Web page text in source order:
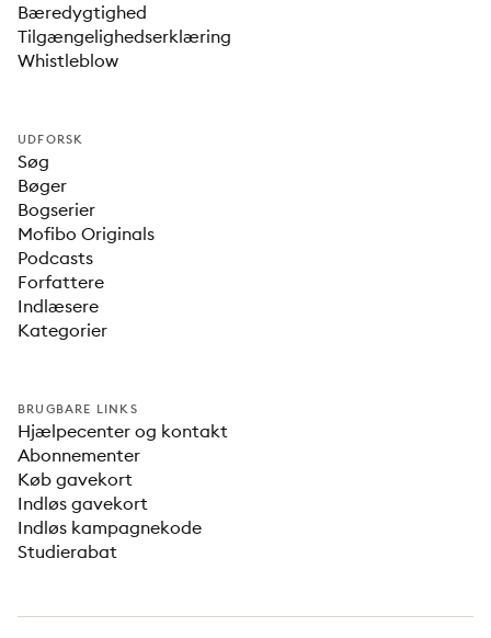
Bæredygtighed
Tilgængelighedserklæring
Whistleblow
UDFORSK
Søg
Bøger
Bogserier
Mofibo Originals
Podcasts
Forfattere
Indlæsere
Kategorier
BRUGBARE LINKS
Hjælpecenter og kontakt
Abonnementer
Køb gavekort
Indløs gavekort
Indløs kampagnekode
Studierabat